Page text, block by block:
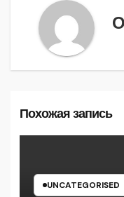
Похожая запись
UNCATEGORISED